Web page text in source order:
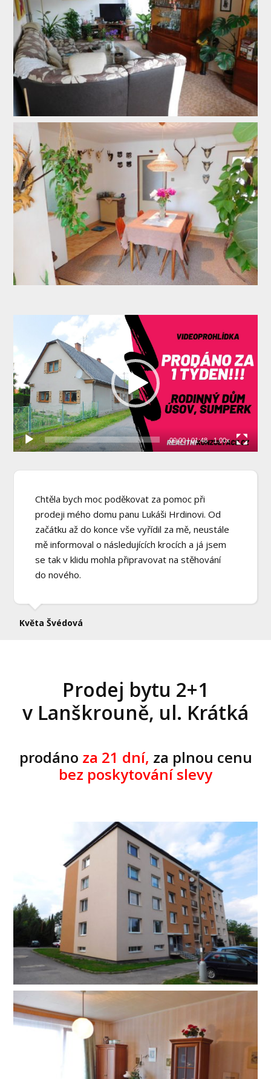
přehrávač
00:00|01:48 1.00x
Chtěla bych moc poděkovat za pomoc při
prodeji mého domu panu Lukáši Hrdinovi. Od
začátku až do konce vše vyřídil za mě, neustále
mě informoval o následujících krocích a já jsem
se tak v klidu mohla připravovat na stěhování
do nového.
Květa Švédová
Prodej bytu 2+1
v Lanškrouně, ul. Krátká
prodáno za 21 dní, za plnou cenu
bez poskytování slevy